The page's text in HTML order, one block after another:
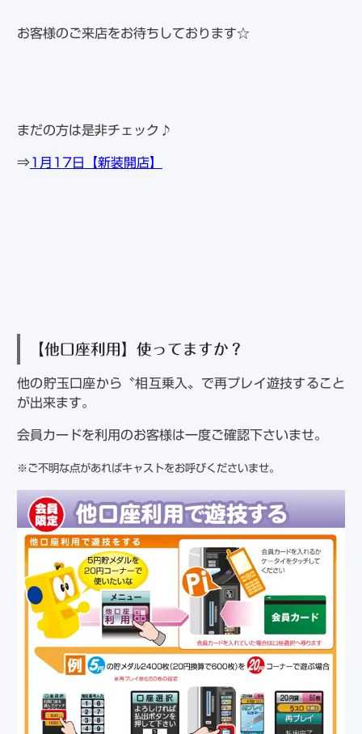
お客様のご来店をお待ちしております☆
まだの方は是非チェック♪
⇒1月17日【新装開店】
【他口座利用】使ってますか？
他の貯玉口座から〝相互乗入〟で再プレイ遊技すること
が出来ます。
会員カードを利用のお客様は一度ご確認下さいませ。
※ご不明な点があればキャストをお呼びくださいませ。